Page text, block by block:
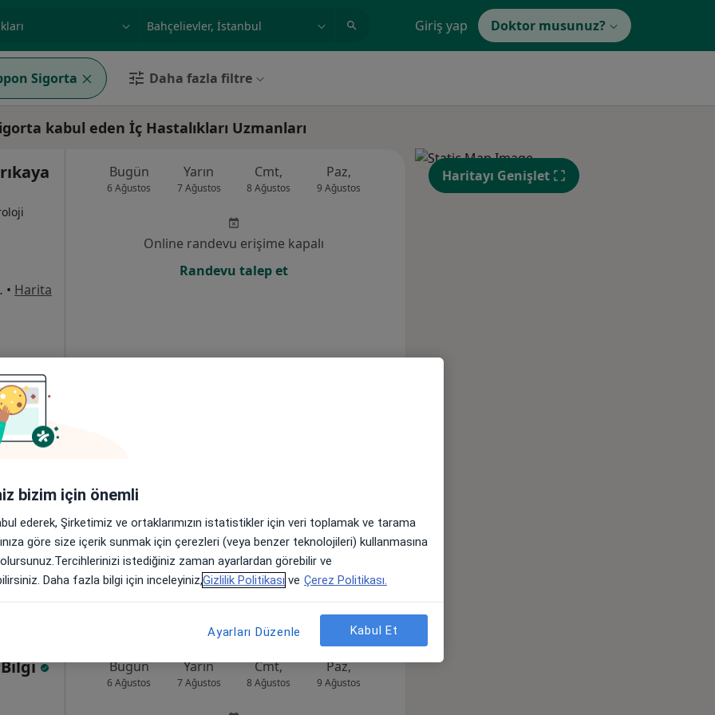
ilgi alanı ve hastalık, isimörnek: İstanbul Giriş yap Doktor musunuz?
Sigorta Daha fazla filtre
kabul eden İç Hastalıkları Uzmanları
• Harita
Bugün
6 Ağustos
Yarın
7 Ağustos
Cmt,
8 Ağustos
Paz,
9 Ağustos 10 Ağustos
Sal,
11 Ağustos
Çar,
12 Ağustos
Online randevu erişime kapalı
Randevu talep et
• Harita
Randevu talep et
Bilgi Bugün
6 Ağustos
Yarın
7 Ağustos
Cmt,
8 Ağustos
Paz,
9 Ağustos
Pzt,
Haritayı Genişlet
bizim için önemli
ederek, Şirketimiz ve ortaklarımızın istatistikler için veri toplamak ve tarama
göre size içerik sunmak için çerezleri (veya benzer teknolojileri) kullanmasına
istediğiniz zaman ayarlardan görebilir ve
Daha fazla bilgi için inceleyiniz,Gizlilik Politikası ve Çerez Politikası.
Ayarları Düzenle Kabul Et